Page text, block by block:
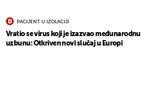
PACIJENT U IZOLACIJI
Vratio se virus koji je izazvao međunarodnu
uzbunu: Otkriven novi slučaj u Europi